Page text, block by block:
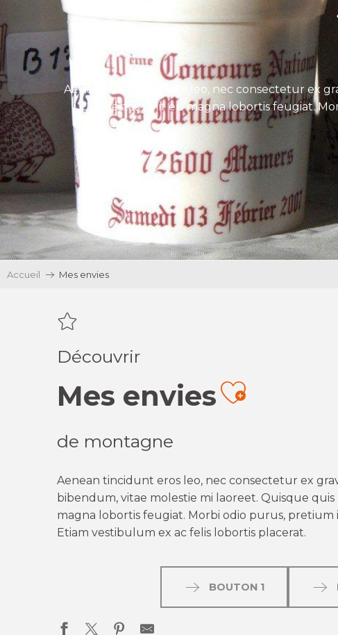
Aenean tincidunt eros leo, nec consectetur ex
Ut egestas velit eu magna lobortis feugiat.
Accueil Mes envies
Découvrir
Mes envies
de montagne
Aenean tincidunt eros leo, nec consectetur ex
bibendum, vitae molestie mi laoreet. Quisque
magna lobortis feugiat. Morbi odio purus,
Etiam vestibulum ex ac felis lobortis placerat.
BOUTON 1